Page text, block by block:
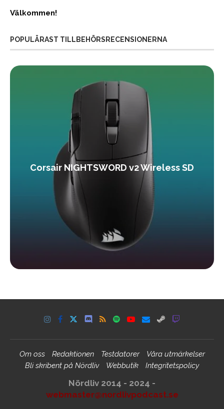
Välkommen!
POPULÄRAST TILLBEHÖRSRECENSIONERNA
Corsair NIGHTSWORD v2 Wireless SD
Om oss Redaktionen Testdatorer
Våra utmärkelser
Bli skribent på Nördliv
Webbutik Integritetspolicy
Nördliv 2014 - 2024 -
webmaster@nordlivpodcast.se